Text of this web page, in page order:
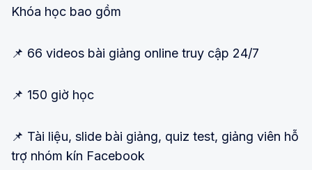
Khóa học bao gồm
📌 66 videos bài giảng online truy cập 24/7
📌 150 giờ học
📌 Tài liệu, slide bài giảng, quiz test, giảng viên hỗ
trợ nhóm kín Facebook